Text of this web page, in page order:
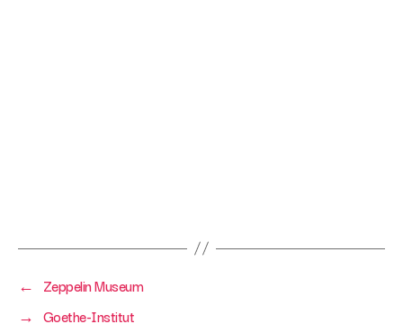
← Zeppelin Museum
→ Goethe-Institut